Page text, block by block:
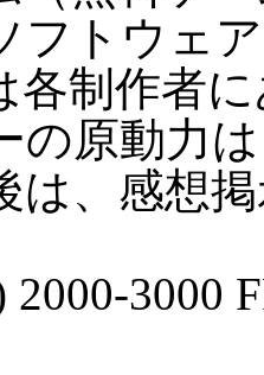
フトウェ
各制作者
の原動力
は、感想
2000-3000